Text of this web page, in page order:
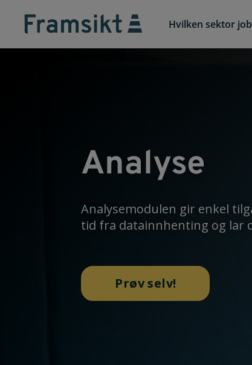
Hvilken sektor
Analyse
Analysemodulen gir enkel
tid fra datainnhenting og lar
Prøv selv!